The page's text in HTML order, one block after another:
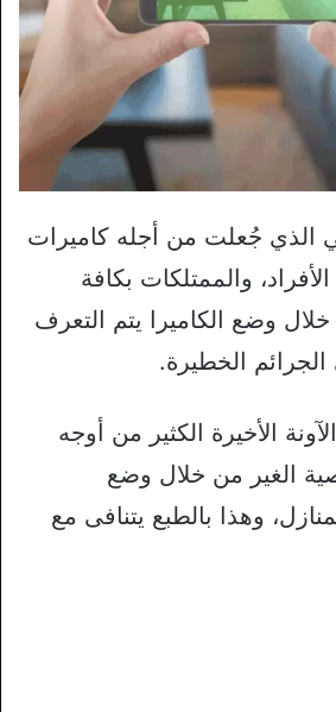
الذي جُعلت من أجله كاميرات
والممتلكات بكافة
وضع الكاميرا يتم التعرف
الخطيرة.
الأخيرة الكثير من أوجه
الغير من خلال وضع
وهذا بالطبع يتنافى مع